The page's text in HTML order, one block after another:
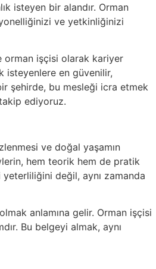
isteyen bir alandır. Orman
ve yetkinliğinizi
işçisi olarak kariyer
isteyenlere en güvenilir,
şehirde, bu mesleği icra etmek
ediyoruz.
ve doğal yaşamın
hem teorik hem de pratik
değil, aynı zamanda
anlamına gelir. Orman işçisi
Bu belgeyi almak, aynı